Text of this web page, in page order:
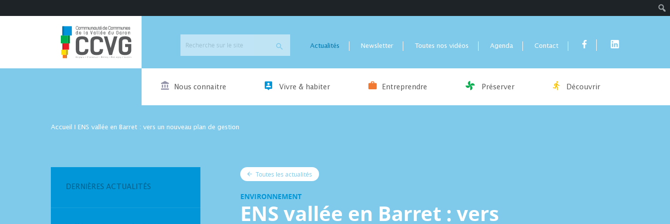
Actualités Newsletter Toutes nos vidéos Agenda Contact
Nous connaitre Vivre & habiter Entreprendre Préserver Découvrir
Accueil ENS vallée en Barret : vers un nouveau plan de gestion
DERNIÈRES ACTUALITÉS
Toutes les actualités
ENVIRONNEMENT
ENS vallée en Barret : vers